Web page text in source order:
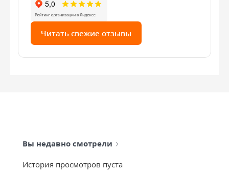
Читать свежие отзывы
Вы недавно смотрели
История просмотров пуста